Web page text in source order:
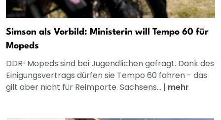
Simson als Vorbild: Ministerin will Tempo 60 für
Mopeds
DDR-Mopeds sind bei Jugendlichen gefragt. Dank des
Einigungsvertrags dürfen sie Tempo 60 fahren - das
gilt aber nicht für Reimporte. Sachsens... | mehr